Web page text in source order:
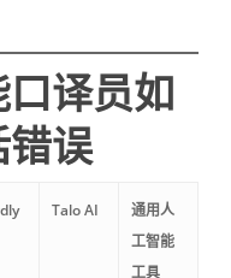
译员如
误
Talo AI
通用人
工智能
工具